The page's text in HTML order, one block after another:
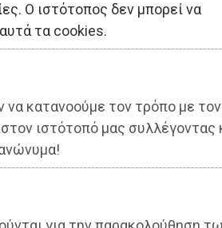
Ο ιστότοπος δεν μπορεί να
τα cookies.
κατανοούμε τον τρόπο με τον
ιστότοπό μας συλλέγοντας